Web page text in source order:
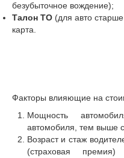
безубыточное вождение);
Талон ТО(для авто старше
карта.
Факторы влияющие на
Мощность
автомобиля, тем выше
Возраст и стаж
(страховая